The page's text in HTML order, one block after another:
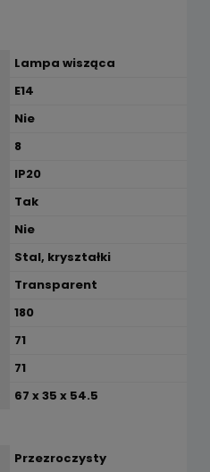
Lampa wisząca
E14
Nie
8
IP20
Tak
Nie
Stal, kryształki
Transparent
180
71
71
67 x 35 x 54.5
Przezroczysty